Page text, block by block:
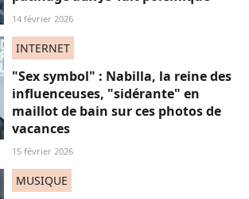
14 février 2026
INTERNET
"Sex symbol" : Nabilla, la reine des
influenceuses, "sidérante" en
maillot de bain sur ces photos de
vacances
15 février 2026
MUSIQUE